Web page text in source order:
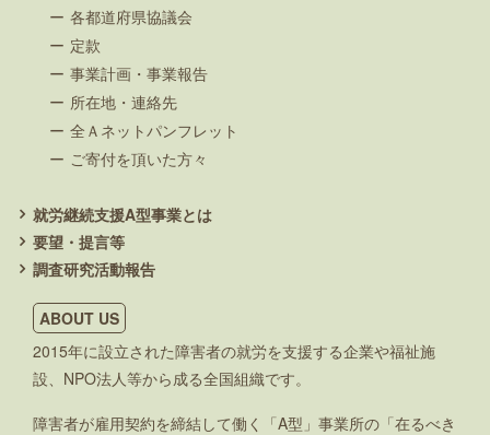
各都道府県協議会
定款
事業計画・事業報告
所在地・連絡先
全Ａネットパンフレット
ご寄付を頂いた方々
就労継続支援A型事業とは
要望・提言等
調査研究活動報告
ABOUT US
2015年に設立された障害者の就労を支援する企業や福祉施
設、NPO法人等から成る全国組織です。
障害者が雇用契約を締結して働く「A型」事業所の「在るべき